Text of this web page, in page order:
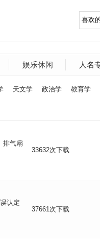
娱乐休闲 人名
天文学 政治学 教育学
排气扇
33632次下载
认定
37661次下载